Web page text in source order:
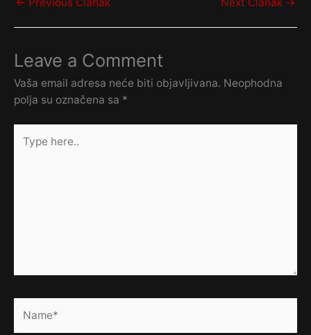
Leave a Comment
Vaša email adresa neće biti objavljivana. Neophodna
polja su označena sa *
here..